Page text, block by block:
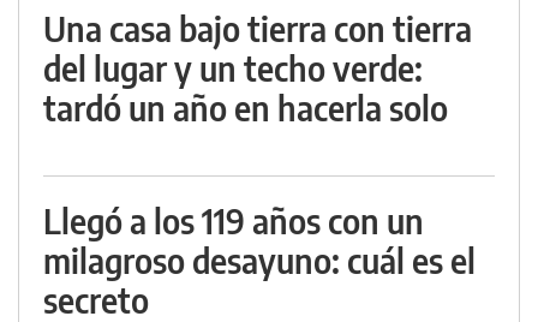
Una casa bajo tierra con tierra
del lugar y un techo verde:
tardó un año en hacerla solo
Llegó a los 119 años con un
milagroso desayuno: cuál es el
secreto